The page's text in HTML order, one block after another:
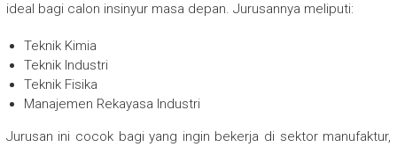
ideal bagi calon insinyur masa depan. Jurusannya meliputi:
Teknik Kimia
Teknik Industri
Teknik Fisika
Manajemen Rekayasa Industri
Jurusan ini cocok bagi yang ingin bekerja di sektor manufaktur,